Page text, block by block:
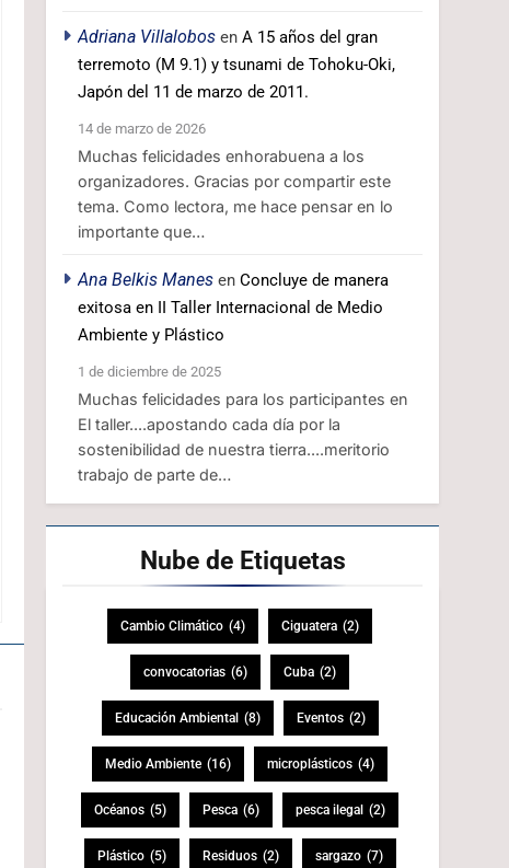
Adriana Villalobos enA 15 años del gran
terremoto (M 9.1) y tsunami de Tohoku-Oki,
Japón del 11 de marzo de 2011.
14 de marzo de 2026
Muchas felicidades enhorabuena a los
organizadores. Gracias por compartir este
tema. Como lectora, me hace pensar en lo
importante que…
Ana Belkis Manes enConcluye de manera
exitosa en II Taller Internacional de Medio
Ambiente y Plástico
1 de diciembre de 2025
Muchas felicidades para los participantes en
El taller....apostando cada día por la
sostenibilidad de nuestra tierra....meritorio
trabajo de parte de…
Nube de Etiquetas
Cambio Climático (4) Ciguatera (2)
convocatorias (6) Cuba (2)
Educación Ambiental (8) Eventos (2)
Medio Ambiente (16) microplásticos (4)
Océanos (5) Pesca (6) pesca ilegal (2)
Plástico (5) Residuos (2) sargazo (7)